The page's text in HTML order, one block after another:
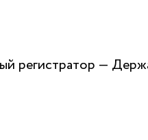
регистратор —